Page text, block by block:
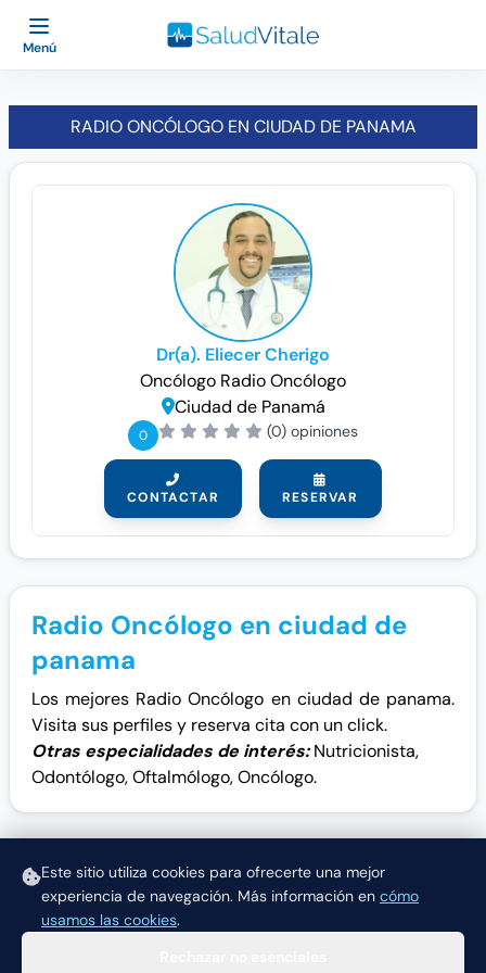
Este sitio utiliza cookies para ofrecerte una mejor
experiencia de navegación. Más información en cómo
usamos las cookies.
Menú
RADIO ONCÓLOGO EN CIUDAD DE PANAMA
Dr(a). Eliecer Cherigo
Oncólogo Radio Oncólogo
Ciudad de Panamá
0 (0) opiniones
CONTACTAR RESERVAR
Radio Oncólogo en ciudad de
panama
Los mejores Radio Oncólogo en ciudad de panama.
Visita sus perfiles y reserva cita con un click.
Otras especialidades de interés: Nutricionista,
Odontólogo,Oftalmólogo,Oncólogo.